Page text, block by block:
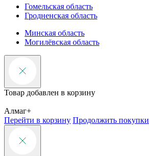
Гомельская область
Гродненская область
Минская область
Могилёвская область
Товар добавлен в корзину
Алмаг+
Перейти в корзину Продолжить покупки